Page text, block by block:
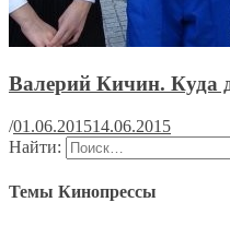
Валерий Кичин. Куда
/01.06.201514.06.2015
Найти:
Темы Кинопрессы